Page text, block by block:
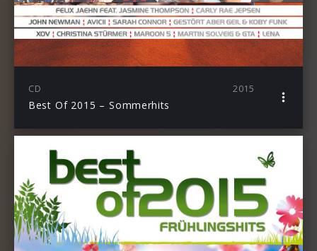
CD 2015
Best Of 2015 – Sommerhits